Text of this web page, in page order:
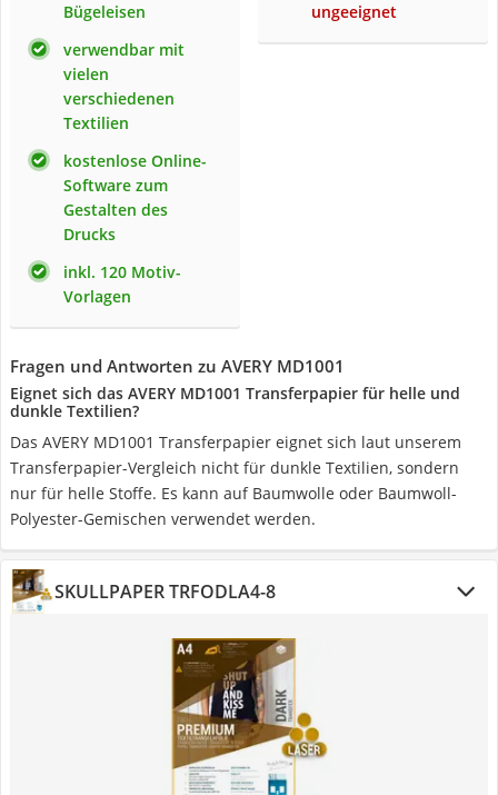
Bügeleisen
verwendbar mit
vielen
verschiedenen
Textilien
kostenlose Online-
Software zum
Gestalten des
Drucks
inkl. 120 Motiv-
Vorlagen
ungeeignet
Fragen und Antworten zu AVERY MD1001
Eignet sich das AVERY MD1001 Transferpapier für helle und
dunkle Textilien?
Das AVERY MD1001 Transferpapier eignet sich laut unserem
Transferpapier-Vergleich nicht für dunkle Textilien, sondern
nur für helle Stoffe. Es kann auf Baumwolle oder Baumwoll-
Polyester-Gemischen verwendet werden.
SKULLPAPER TRFODLA4-8